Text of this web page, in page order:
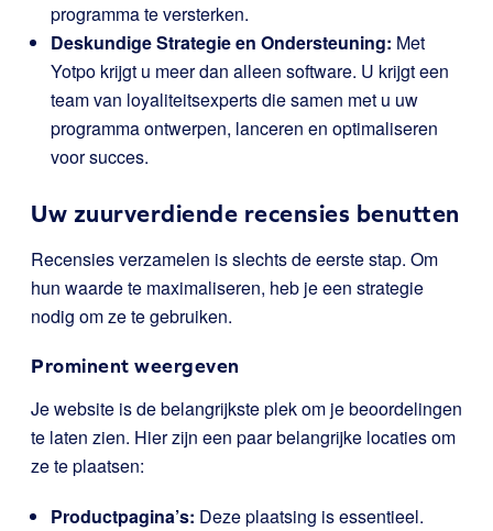
programma te versterken.
Deskundige Strategie en Ondersteuning: Met
Yotpo krijgt u meer dan alleen software. U krijgt een
team van loyaliteitsexperts die samen met u uw
programma ontwerpen, lanceren en optimaliseren
voor succes.
Uw zuurverdiende recensies benutten
Recensies verzamelen is slechts de eerste stap. Om
hun waarde te maximaliseren, heb je een strategie
nodig om ze te gebruiken.
Prominent weergeven
Je website is de belangrijkste plek om je beoordelingen
te laten zien. Hier zijn een paar belangrijke locaties om
ze te plaatsen:
Productpagina’s: Deze plaatsing is essentieel.